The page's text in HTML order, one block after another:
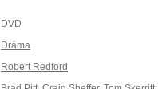
DVD
Dráma
Robert Redford